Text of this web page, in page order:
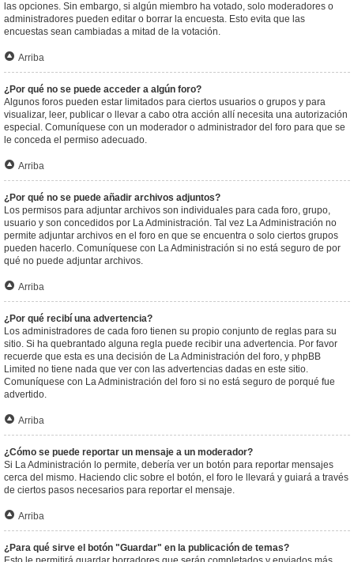
las opciones. Sin embargo, si algún miembro ha votado, solo moderadores o
administradores pueden editar o borrar la encuesta. Esto evita que las
encuestas sean cambiadas a mitad de la votación.
Arriba
¿Por qué no se puede acceder a algún foro?
Algunos foros pueden estar limitados para ciertos usuarios o grupos y para
visualizar, leer, publicar o llevar a cabo otra acción allí necesita una autorización
especial. Comuníquese con un moderador o administrador del foro para que se
le conceda el permiso adecuado.
Arriba
¿Por qué no se puede añadir archivos adjuntos?
Los permisos para adjuntar archivos son individuales para cada foro, grupo,
usuario y son concedidos por La Administración. Tal vez La Administración no
permite adjuntar archivos en el foro en que se encuentra o solo ciertos grupos
pueden hacerlo. Comuníquese con La Administración si no está seguro de por
qué no puede adjuntar archivos.
Arriba
¿Por qué recibí una advertencia?
Los administradores de cada foro tienen su propio conjunto de reglas para su
sitio. Si ha quebrantado alguna regla puede recibir una advertencia. Por favor
recuerde que esta es una decisión de La Administración del foro, y phpBB
Limited no tiene nada que ver con las advertencias dadas en este sitio.
Comuníquese con La Administración del foro si no está seguro de porqué fue
advertido.
Arriba
¿Cómo se puede reportar un mensaje a un moderador?
Si La Administración lo permite, debería ver un botón para reportar mensajes
cerca del mismo. Haciendo clic sobre el botón, el foro le llevará y guiará a través
de ciertos pasos necesarios para reportar el mensaje.
Arriba
¿Para qué sirve el botón "Guardar" en la publicación de temas?